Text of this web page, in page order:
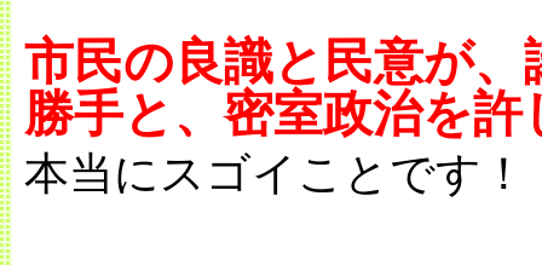
市民の良識と民意が
勝手と、密室政治を
本当にスゴイことです！